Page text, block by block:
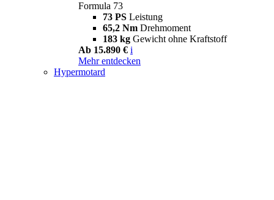
Formula 73
73 PS Leistung
65,2 Nm Drehmoment
183 kg Gewicht ohne Kraftstoff
Ab 15.890 € i
Mehr entdecken
Hypermotard